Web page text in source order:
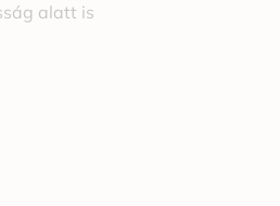
alatt is